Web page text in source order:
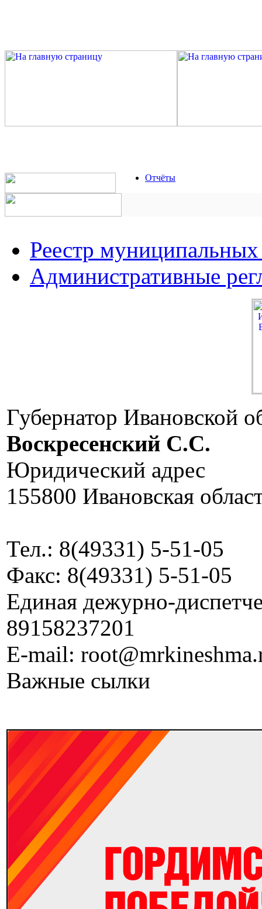
Отчёты
Реестр муниципальных
Административные
Губернатор Ивановской
Воскресенский C.C.
Юридический адрес
155800 Ивановская
Тел.: 8(49331) 5-51-05
Факс: 8(49331) 5-51-05
Единая дежурно-
89158237201
E-mail:
Важные сылки